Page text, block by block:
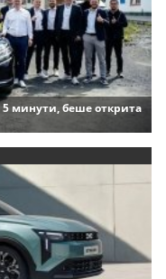
5 минути, беше открита